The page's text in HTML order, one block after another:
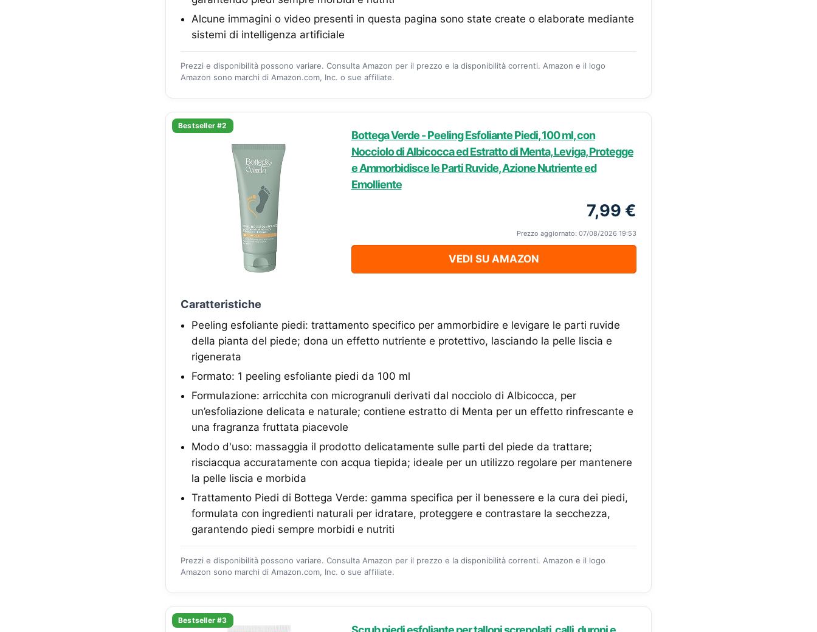
Alcune immagini o video presenti in questa pagina sono state create o elaborate mediante
sistemi di intelligenza artificiale
Prezzi e disponibilità possono variare. Consulta Amazon per il prezzo e la disponibilità correnti. Amazon e il logo
Amazon sono marchi di Amazon.com, Inc. o sue affiliate.
Bestseller #2
Bottega Verde - Peeling Esfoliante Piedi, 100 ml, con
Nocciolo di Albicocca ed Estratto di Menta, Leviga, Protegge
e Ammorbidisce le Parti Ruvide, Azione Nutriente ed
Emolliente
7,99 €
Prezzo aggiornato: 07/08/2026 19:53
VEDI SU AMAZON
Caratteristiche
Peeling esfoliante piedi: trattamento specifico per ammorbidire e levigare le parti ruvide
della pianta del piede; dona un effetto nutriente e protettivo, lasciando la pelle liscia e
rigenerata
Formato: 1 peeling esfoliante piedi da 100 ml
Formulazione: arricchita con microgranuli derivati dal nocciolo di Albicocca, per
un’esfoliazione delicata e naturale; contiene estratto di Menta per un effetto rinfrescante e
una fragranza fruttata piacevole
Modo d'uso: massaggia il prodotto delicatamente sulle parti del piede da trattare;
risciacqua accuratamente con acqua tiepida; ideale per un utilizzo regolare per mantenere
la pelle liscia e morbida
Trattamento Piedi di Bottega Verde: gamma specifica per il benessere e la cura dei piedi,
formulata con ingredienti naturali per idratare, proteggere e contrastare la secchezza,
garantendo piedi sempre morbidi e nutriti
Prezzi e disponibilità possono variare. Consulta Amazon per il prezzo e la disponibilità correnti. Amazon e il logo
Amazon sono marchi di Amazon.com, Inc. o sue affiliate.
Bestseller #3